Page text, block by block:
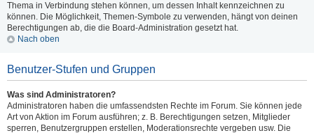
Thema in Verbindung stehen können, um dessen Inhalt kennzeichnen zu
können. Die Möglichkeit, Themen-Symbole zu verwenden, hängt von deinen
Berechtigungen ab, die die Board-Administration gesetzt hat.
Nach oben
Benutzer-Stufen und Gruppen
Was sind Administratoren?
Administratoren haben die umfassendsten Rechte im Forum. Sie können jede
Art von Aktion im Forum ausführen; z. B. Berechtigungen setzen, Mitglieder
sperren, Benutzergruppen erstellen, Moderationsrechte vergeben usw. Die